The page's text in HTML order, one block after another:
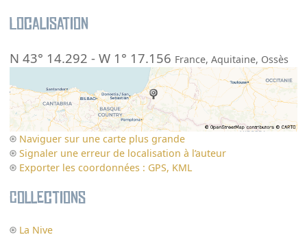
Localisation
N 43° 14.292 -W 1° 17.156 France,Aquitaine, Ossès
Naviguer sur une carte plus grande
Signaler une erreur de localisation à l’auteur
Exporter les coordonnées : GPS, KML
Collections
La Nive